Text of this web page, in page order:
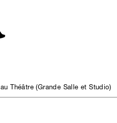
au Théâtre (Grande Salle et Studio)